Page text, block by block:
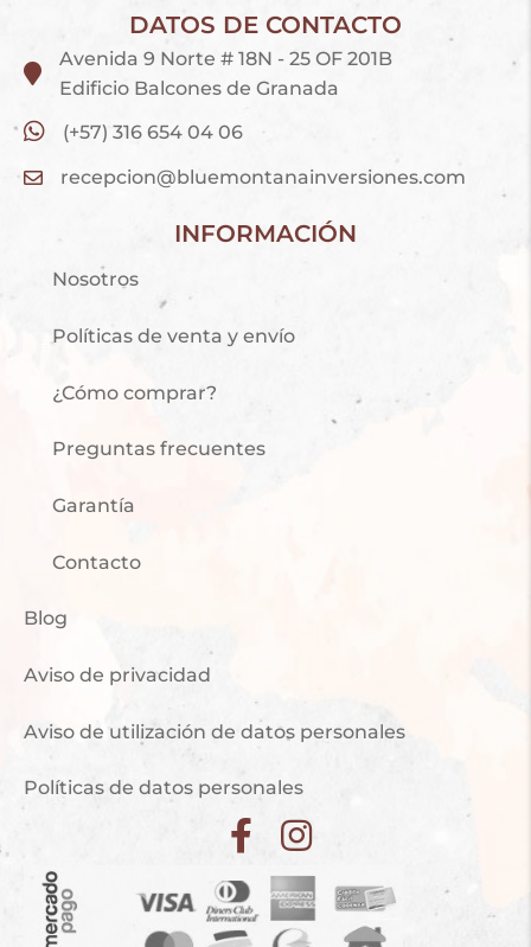
DATOS DE CONTACTO
Avenida 9 Norte # 18N - 25 OF 201B
Edificio Balcones de Granada
(+57) 316 654 04 06
recepcion@bluemontanainversiones.com
INFORMACIÓN
Nosotros
Políticas de venta y envío
¿Cómo comprar?
Preguntas frecuentes
Garantía
Contacto
Blog
Aviso de privacidad
Aviso de utilización de datos personales
Políticas de datos personales